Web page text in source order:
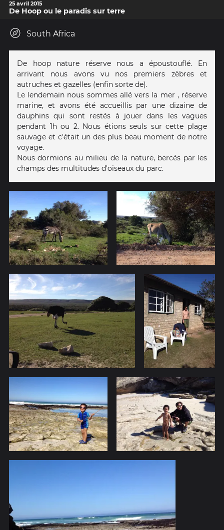
25 avril 2015
De Hoop ou le paradis sur terre
South Africa
De hoop nature réserve nous a époustouflé. En
arrivant nous avons vu nos premiers zèbres et
autruches et gazelles (enfin sorte de).
Le lendemain nous sommes allé vers la mer , réserve
marine, et avons été accueillis par une dizaine de
dauphins qui sont restés à jouer dans les vagues
pendant 1h ou 2. Nous étions seuls sur cette plage
sauvage et c'était un des plus beau moment de notre
voyage.
Nous dormions au milieu de la nature, bercés par les
champs des multitudes d'oiseaux du parc.